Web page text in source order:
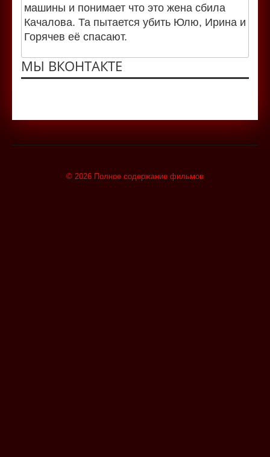
машины и понимает что это жена сбила
Качалова. Та пытается убить Юлю, Ирина и
Горячев её спасают.
МЫ ВКОНТАКТЕ
© 2026 Полное содержание фильмов